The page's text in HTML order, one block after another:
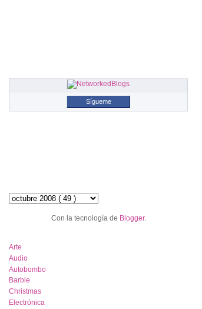
Sígueme
Con la tecnología de Blogger.
Arte
Audio
Autobombo
Barbie
Christmas
Electrónica